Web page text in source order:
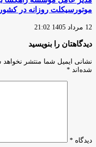
موتورسیکلت روزانه در
12 مرداد 1405 21:02
دیدگاهتان را بنویسید
نشانی ایمیل شما منتشر نخواهد
شده‌اند *
دیدگاه *